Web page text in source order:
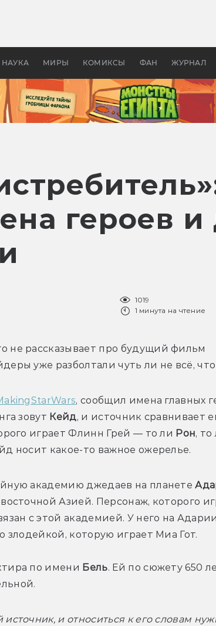
НАУКА МИРЫ КОМИКСЫ ФАН ЖУРНАЛ
в России —
бы
героев и
1019
1 минута на чтение
не рассказывает про будущий фильм
, сообщил имена главных
зовут Кейд, и источник сравнивает
играет Флинн Грей — то ли Рон
академию джедаев на планете
Азией. Персонаж, которого
с этой академией. У него на Адарии
злодейкой, которую играет Миа Гот.
по имени Бель. Ей по сюжету 650
и относиться к его словам